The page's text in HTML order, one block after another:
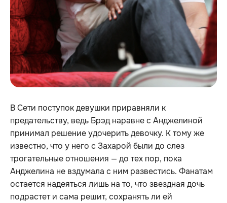
В Сети поступок девушки приравняли к
предательству, ведь Брэд наравне с Анджелиной
принимал решение удочерить девочку. К тому же
известно, что у него с Захарой были до слез
трогательные отношения — до тех пор, пока
Анджелина не вздумала с ним развестись. Фанатам
остается надеяться лишь на то, что звездная дочь
подрастет и сама решит, сохранять ли ей